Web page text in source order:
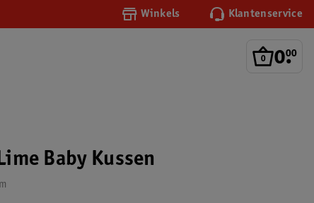
Winkels Klantenservice
0.
00
Baby Kussen